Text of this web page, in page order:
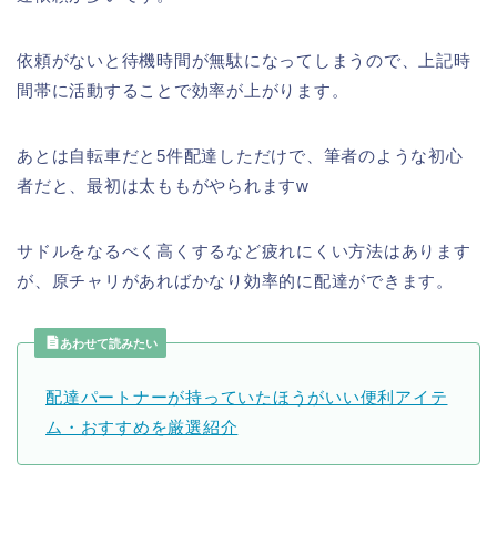
依頼がないと待機時間が無駄になってしまうので、上記時
間帯に活動することで効率が上がります。
あとは自転車だと5件配達しただけで、筆者のような初心
者だと、最初は太ももがやられますw
サドルをなるべく高くするなど疲れにくい方法はあります
が、原チャリがあればかなり効率的に配達ができます。
あわせて読みたい
配達パートナーが持っていたほうがいい便利アイテ
ム・おすすめを厳選紹介